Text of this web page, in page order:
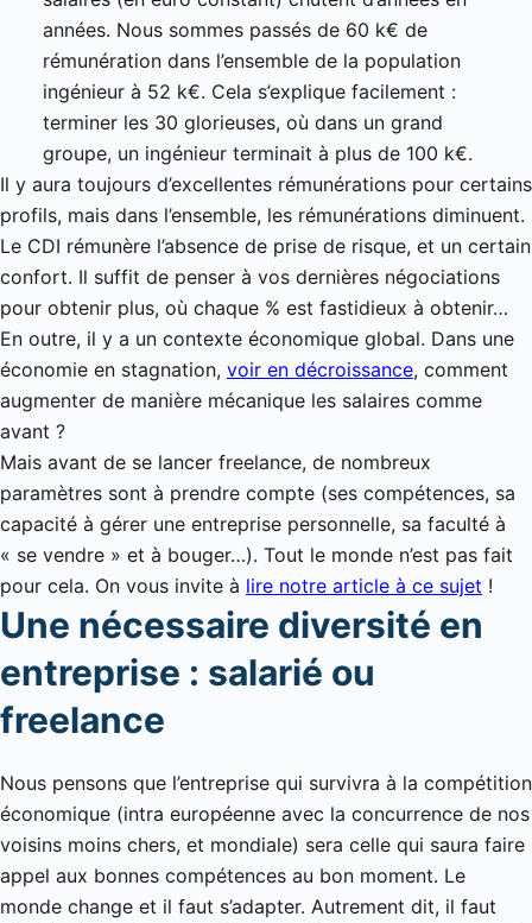
années. Nous sommes passés de 60 k€ de
rémunération dans l’ensemble de la population
ingénieur à 52 k€. Cela s’explique facilement :
terminer les 30 glorieuses, où dans un grand
groupe, un ingénieur terminait à plus de 100 k€.
Il y aura toujours d’excellentes rémunérations pour certains
profils, mais dans l’ensemble, les rémunérations diminuent.
Le CDI rémunère l’absence de prise de risque, et un certain
confort. Il suffit de penser à vos dernières négociations
pour obtenir plus, où chaque % est fastidieux à obtenir…
En outre, il y a un contexte économique global. Dans une
économie en stagnation, voir en décroissance, comment
augmenter de manière mécanique les salaires comme
avant ?
Mais avant de se lancer freelance, de nombreux
paramètres sont à prendre compte (ses compétences, sa
capacité à gérer une entreprise personnelle, sa faculté à
« se vendre » et à bouger…). Tout le monde n’est pas fait
pour cela. On vous invite à lire notre article à ce sujet !
Une nécessaire diversité en
entreprise : salarié ou
freelance
Nous pensons que l’entreprise qui survivra à la compétition
économique (intra européenne avec la concurrence de nos
voisins moins chers, et mondiale) sera celle qui saura faire
appel aux bonnes compétences au bon moment. Le
monde change et il faut s’adapter. Autrement dit, il faut